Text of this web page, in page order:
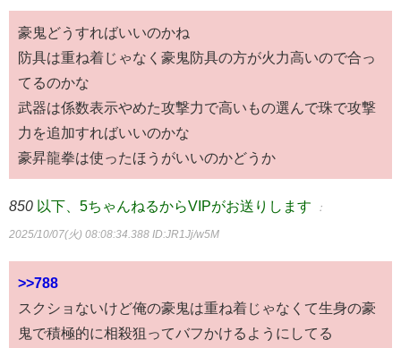
豪鬼どうすればいいのかね
防具は重ね着じゃなく豪鬼防具の方が火力高いので合っ
てるのかな
武器は係数表示やめた攻撃力で高いもの選んで珠で攻撃
力を追加すればいいのかな
豪昇龍拳は使ったほうがいいのかどうか
850 以下、5ちゃんねるからVIPがお送りします ：
2025/10/07(火) 08:08:34.388 ID:JR1Jj/w5M
>>788
スクショないけど俺の豪鬼は重ね着じゃなくて生身の豪
鬼で積極的に相殺狙ってバフかけるようにしてる